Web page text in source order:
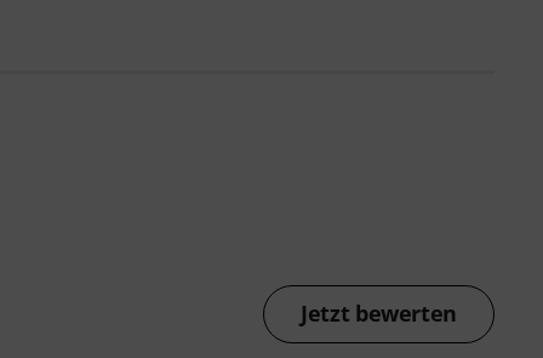
Jetzt bewerten